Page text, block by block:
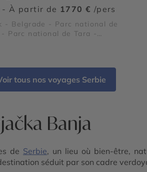
- À partir de 1770 € /pers
- Belgrade - Parc national de
Parc national de Tara -
tous nos voyages Serbie
Banja
de Serbie, un lieu où bien-être,
séduit par son cadre